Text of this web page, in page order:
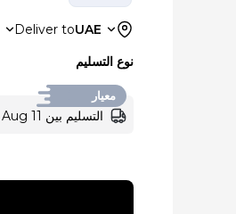
Deliver toUAE
نوع التسليم
معيار
التسليم بين Aug 8 - Aug 11